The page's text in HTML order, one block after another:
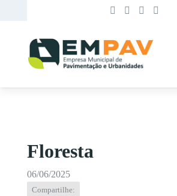
Floresta
06/06/2025
Compartilhe: